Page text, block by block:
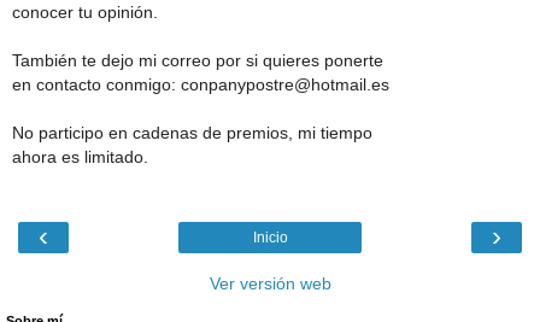
conocer tu opinión.
También te dejo mi correo por si quieres ponerte
en contacto conmigo: conpanypostre@hotmail.es
No participo en cadenas de premios, mi tiempo
ahora es limitado.
‹ ›
Inicio
Ver versión web